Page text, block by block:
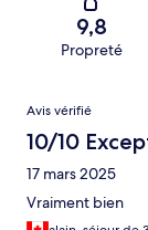
9,8
Propreté
Avis
Avis vérifié
10/10
17 mars 2025
Vraiment bien